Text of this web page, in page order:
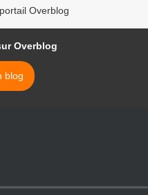
Overblog
Overblog
blog